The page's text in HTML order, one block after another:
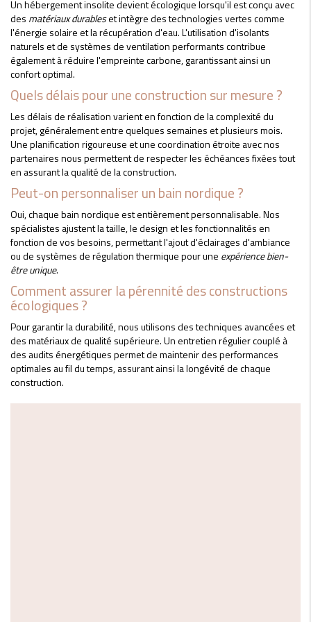
Un hébergement insolite devient écologique lorsqu'il est conçu avec
des matériaux durableset intègre des technologies vertes comme
l'énergie solaire et la récupération d'eau. L'utilisation d'isolants
naturels et de systèmes de ventilation performants contribue
également à réduire l'empreinte carbone, garantissant ainsi un
confort optimal.
Quels délais pour une construction sur mesure ?
Les délais de réalisation varient en fonction de la complexité du
projet, généralement entre quelques semaines et plusieurs mois.
Une planification rigoureuse et une coordination étroite avec nos
partenaires nous permettent de respecter les échéances fixées tout
en assurant la qualité de la construction.
Peut-on personnaliser un bain nordique ?
Oui, chaque bain nordique est entièrement personnalisable. Nos
spécialistes ajustent la taille, le design et les fonctionnalités en
fonction de vos besoins, permettant l'ajout d'éclairages d'ambiance
ou de systèmes de régulation thermique pour une expérience bien-
être unique.
Comment assurer la pérennité des constructions
écologiques ?
Pour garantir la durabilité, nous utilisons des techniques avancées et
des matériaux de qualité supérieure. Un entretien régulier couplé à
des audits énergétiques permet de maintenir des performances
optimales au fil du temps, assurant ainsi la longévité de chaque
construction.